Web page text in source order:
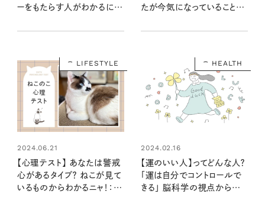
ーをもたらす人がわかるにゃ
たが今気になっていることや
ゃ！
LIFESTYLE
2024.06.21
【心理テスト】 あなたは警戒
心があるタイプ？ ねこが見て
いるものからわかるニャ！：ね
HEALTH
2024.02.16
【運のいい人】ってどんな人？
「運は自分でコントロールで
きる」 脳科学の視点から中